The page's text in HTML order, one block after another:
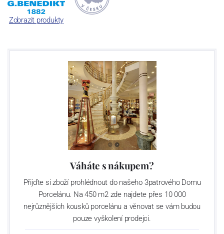
odolný porcelán, se kterým není třeba jednat v rukavičkách.
Zobrazit produkty
Váháte s nákupem?
Přijďte si zboží prohlédnout do našeho 3patrového Domu
Porcelánu. Na 450 m2 zde najdete přes 10 000
nejrůznějších kousků porcelánu a věnovat se vám budou
pouze vyškolení prodejci.